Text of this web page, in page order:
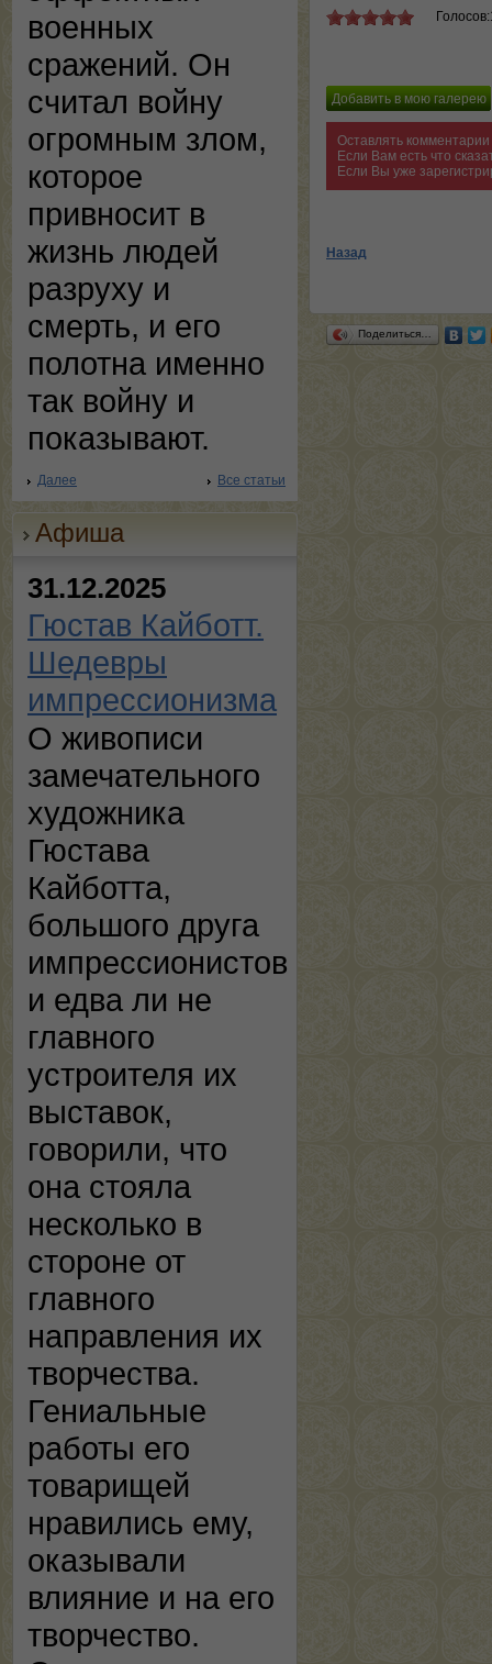
военных
сражений. Он
считал войну
огромным злом,
которое
привносит в
жизнь людей
разруху и
смерть, и его
полотна именно
так войну и
показывают.
Далее Все статьи
Афиша
31.12.2025
Гюстав Кайботт.
Шедевры
импрессионизма
О живописи
замечательного
художника
Гюстава
Кайботта,
большого друга
импрессионистов
и едва ли не
главного
устроителя их
выставок,
говорили, что
она стояла
несколько в
стороне от
главного
направления их
творчества.
Гениальные
работы его
товарищей
нравились ему,
оказывали
влияние и на его
творчество.
Оставлять
Если Вам есть что
Если Вы уже
Назад
Поделиться…